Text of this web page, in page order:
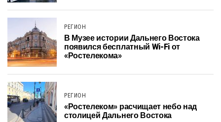
РЕГИОН
В Музее истории Дальнего Востока
появился бесплатный Wi-Fi от
«Ростелекома»
РЕГИОН
«Ростелеком» расчищает небо над
столицей Дальнего Востока